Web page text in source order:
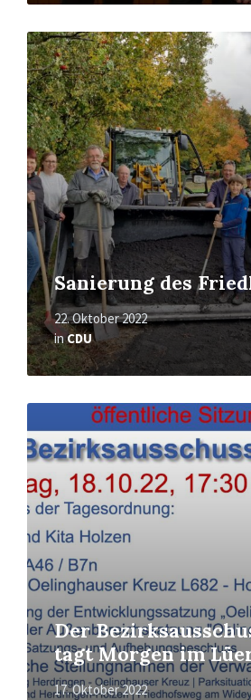
Sanierung des
22. Oktober 2022
inCDU
Mehr
erfahren
Der
tagt Morgen im
17. Oktober 2022
Mehr
erfahren